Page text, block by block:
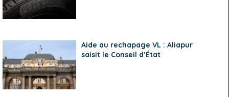
Aide au rechapage VL : Aliapur
saisit le Conseil d’État